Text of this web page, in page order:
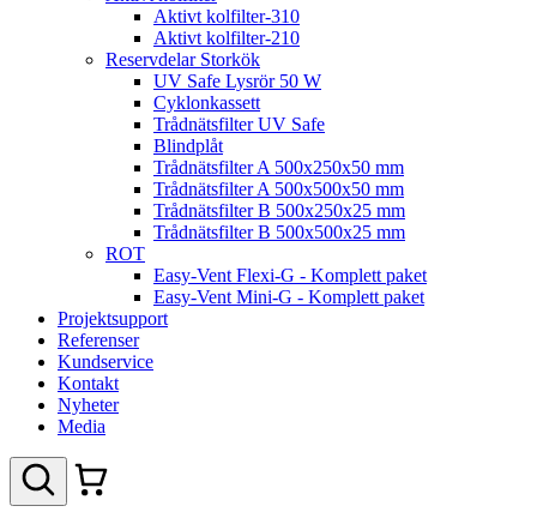
Aktivt kolfilter-310
Aktivt kolfilter-210
Reservdelar Storkök
UV Safe Lysrör 50 W
Cyklonkassett
Trådnätsfilter UV Safe
Blindplåt
Trådnätsfilter A 500x250x50 mm
Trådnätsfilter A 500x500x50 mm
Trådnätsfilter B 500x250x25 mm
Trådnätsfilter B 500x500x25 mm
ROT
Easy-Vent Flexi-G - Komplett paket
Easy-Vent Mini-G - Komplett paket
Projektsupport
Referenser
Kundservice
Kontakt
Nyheter
Media